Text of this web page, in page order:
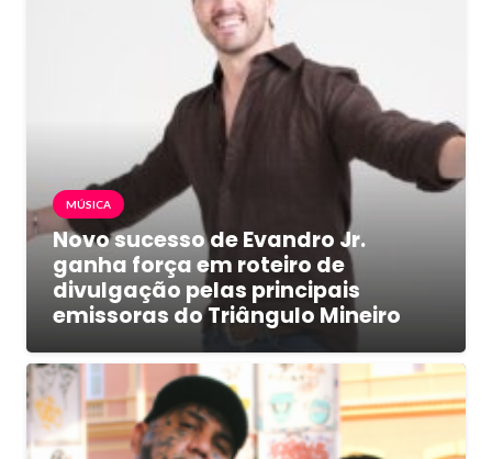
MÚSICA
Novo sucesso de Evandro Jr.
ganha força em roteiro de
divulgação pelas principais
emissoras do Triângulo Mineiro